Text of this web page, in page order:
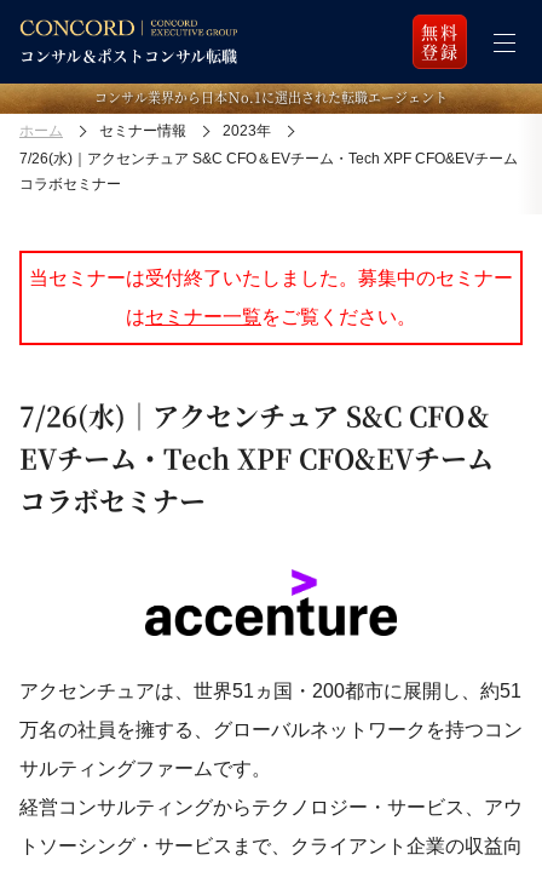
無料
登録
コンサル業界から日本Ｎo.1に選出された転職エージェント
ホーム セミナー情報
2023年
7/26(水)｜アクセンチュア S&C CFO＆EVチーム・Tech XPF CFO&EVチーム
コラボセミナー
当セミナーは受付終了いたしました。募集中のセミナー
はセミナー一覧をご覧ください。
7/26(水)｜アクセンチュア S&C CFO＆
EVチーム・Tech XPF CFO&EVチーム
コラボセミナー
アクセンチュアは、世界51ヵ国・200都市に展開し、約51
万名の社員を擁する、グローバルネットワークを持つコン
サルティングファームです。
経営コンサルティングからテクノロジー・サービス、アウ
トソーシング・サービスまで、クライアント企業の収益向